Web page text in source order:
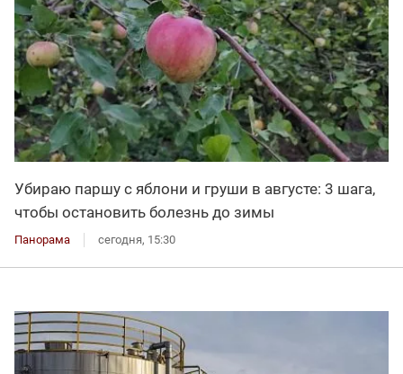
Убираю паршу с яблони и груши в августе: 3 шага,
чтобы остановить болезнь до зимы
Панорама сегодня, 15:30